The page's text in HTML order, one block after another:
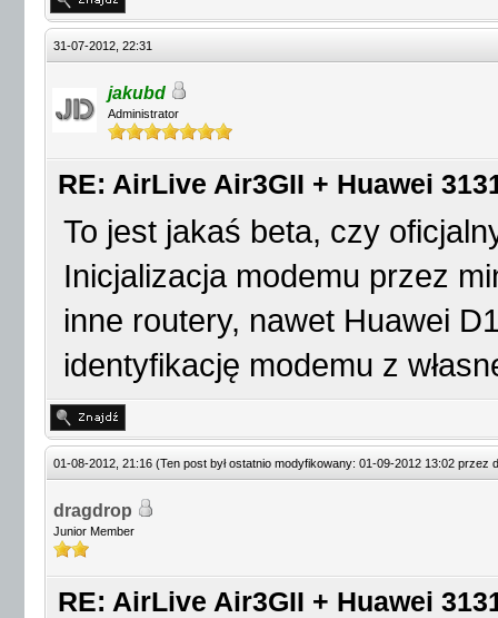
31-07-2012, 22:31
jakubd
Administrator
RE: AirLive Air3GII + Huawei
To jest jakaś beta, czy
Inicjalizacja modemu przez
inne routery, nawet Huawei
identyfikację modemu z
01-08-2012, 21:16 (Ten post był ostatnio modyfikowany: 01-09-2012 13:02 przez
dragdrop
Junior Member
RE: AirLive Air3GII + Huawei